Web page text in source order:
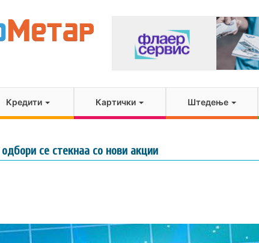
Кредити Картички Штедење
се стекнаа со нови акции